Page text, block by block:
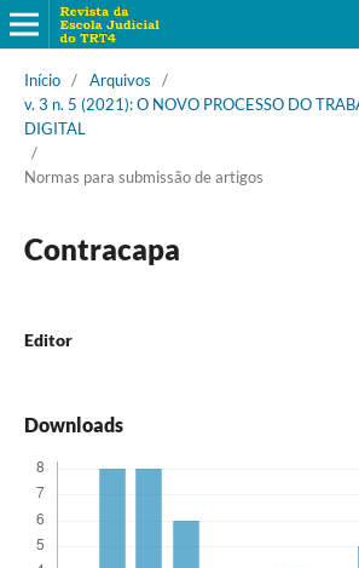
Início / Arquivos
/
v. 3 n. 5 (2021): O NOVO PROCESSO DO
DIGITAL
/
Normas para submissão de artigos
Contracapa
Editor
Downloads